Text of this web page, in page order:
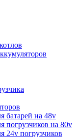
батарей на 48v
погрузчиков на 80v
24v погрузчиков